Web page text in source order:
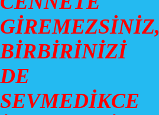
GİREMEZSİNİZ,
BİRBİRİNİZİ
DE
SEVMEDİKCE